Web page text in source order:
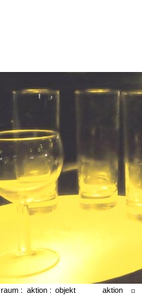
aktion
raum : aktion : objekt